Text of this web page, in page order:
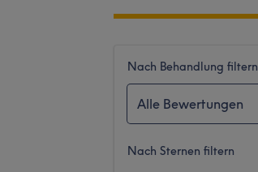
Nach Behandlung filtern
Alle Bewertungen
Nach Sternen filtern